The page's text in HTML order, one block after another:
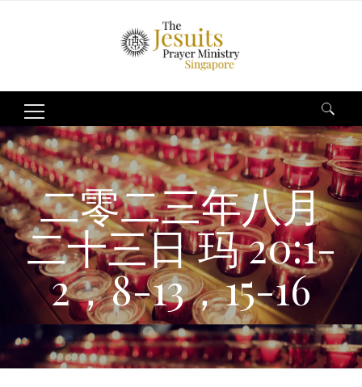
Search
for:
二零二三年八月
二十三日 玛 20:1-
2，8-13，15-16